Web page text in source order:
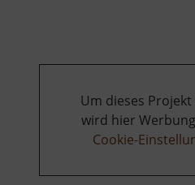
Um dieses
wird hier
Cookie-